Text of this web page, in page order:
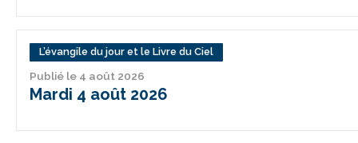
L’évangile du jour et le Livre du Ciel
Publié le 4 août 2026
Mardi 4 août 2026